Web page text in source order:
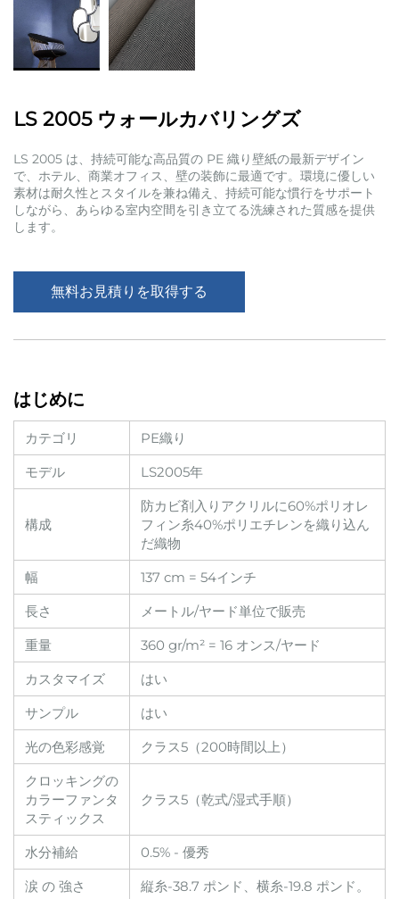
LS 2005 ウォールカバリングズ
LS 2005 は、持続可能な高品質の PE 織り壁紙の最新デザイン
で、ホテル、商業オフィス、壁の装飾に最適です。環境に優しい
素材は耐久性とスタイルを兼ね備え、持続可能な慣行をサポート
しながら、あらゆる室内空間を引き立てる洗練された質感を提供
します。
無料お見積りを取得する
はじめに
カテゴリ
PE織り
モデル
LS2005年
構成
防カビ剤入りアクリルに60%ポリオレ
フィン糸40%ポリエチレンを織り込ん
だ織物
幅
137 cm = 54インチ
長さ
メートル/ヤード単位で販売
重量
360 gr/m² = 16 オンス/ヤード
カスタマイズ
はい
サンプル
はい
光の色彩感覚
クラス5（200時間以上）
クロッキングの
カラーファンタ
スティックス
クラス5（乾式/湿式手順）
水分補給
0.5% - 優秀
涙 の 強さ
縦糸-38.7 ポンド、横糸-19.8 ポンド。